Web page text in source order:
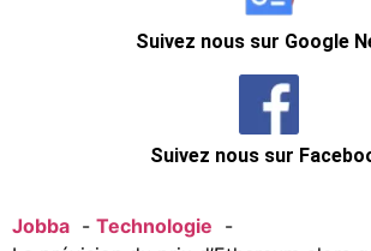
Suivez nous sur Google
Suivez nous sur
Jobba
Technologie